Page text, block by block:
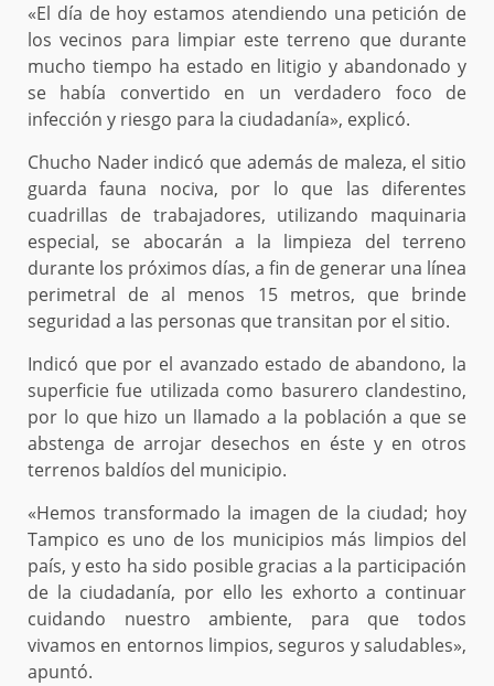
«El día de hoy estamos atendiendo una petición de
los vecinos para limpiar este terreno que durante
mucho tiempo ha estado en litigio y abandonado y
se había convertido en un verdadero foco de
infección y riesgo para la ciudadanía», explicó.
Chucho Nader indicó que además de maleza, el sitio
guarda fauna nociva, por lo que las diferentes
cuadrillas de trabajadores, utilizando maquinaria
especial, se abocarán a la limpieza del terreno
durante los próximos días, a fin de generar una línea
perimetral de al menos 15 metros, que brinde
seguridad a las personas que transitan por el sitio.
Indicó que por el avanzado estado de abandono, la
superficie fue utilizada como basurero clandestino,
por lo que hizo un llamado a la población a que se
abstenga de arrojar desechos en éste y en otros
terrenos baldíos del municipio.
«Hemos transformado la imagen de la ciudad; hoy
Tampico es uno de los municipios más limpios del
país, y esto ha sido posible gracias a la participación
de la ciudadanía, por ello les exhorto a continuar
cuidando nuestro ambiente, para que todos
vivamos en entornos limpios, seguros y saludables»,
apuntó.